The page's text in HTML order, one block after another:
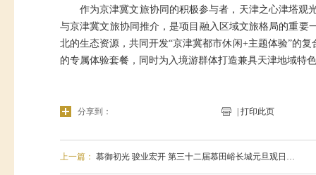
作为京津冀文旅协同的积极参与者，天津之心津塔观
与京津冀文旅协同推介，是项目融入区域文旅格局的重
北的生态资源，共同开发“京津冀都市休闲+主题体验”的
的专属体验套餐，同时为入境游群体打造兼具天津地域特
分享到： | 打印此页
上一篇： 慕御初光 骏业宏开 第三十二届慕田峪长城元旦观日…